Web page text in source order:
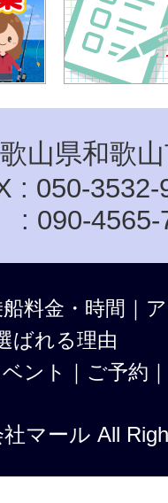
山県和歌山
: 050-3532-
: 090-4565-
料金・時間 ｜
ばれる理由
ント ｜ ご予約 ｜
マール All